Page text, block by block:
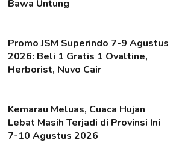
Bawa Untung
Promo JSM Superindo 7-9 Agustus
2026: Beli 1 Gratis 1 Ovaltine,
Herborist, Nuvo Cair
Kemarau Meluas, Cuaca Hujan
Lebat Masih Terjadi di Provinsi Ini
7-10 Agustus 2026